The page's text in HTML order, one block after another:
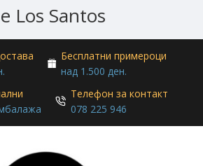
Los Santos
Бесплатни примероци
над 1.500 ден.
Телефон за контакт
078 225 946